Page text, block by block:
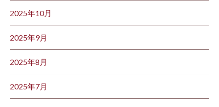
2025年10月
2025年9月
2025年8月
2025年7月